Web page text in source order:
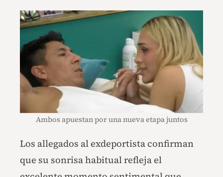
Ambos apuestan por una nueva etapa juntos
Los allegados al exdeportista confirman
que su sonrisa habitual refleja el